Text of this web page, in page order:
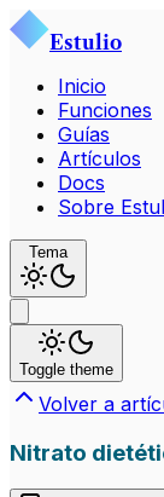
Estulio
Inicio
Funciones
Guías
Artículos
Docs
Sobre
Tema
Toggle theme
Volver a
Nitrato